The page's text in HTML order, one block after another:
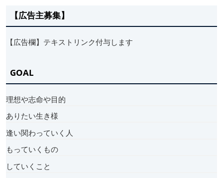
【広告主募集】
【広告欄】テキストリンク付与します
GOAL
理想や志命や目的
ありたい生き様
逢い関わっていく人
もっていくもの
していくこと